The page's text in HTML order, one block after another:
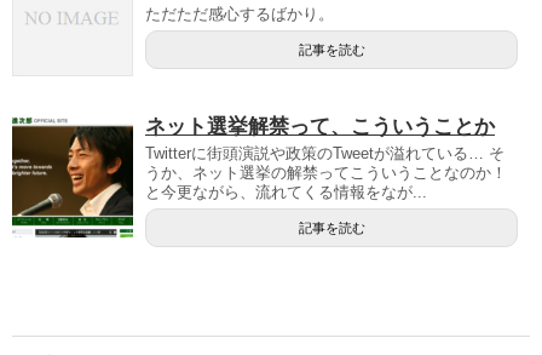
ただただ感心するばかり。
記事を読む
ネット選挙解禁って、こういうことか
Twitterに街頭演説や政策のTweetが溢れている… そ
うか、ネット選挙の解禁ってこういうことなのか！
と今更ながら、流れてくる情報をなが...
記事を読む